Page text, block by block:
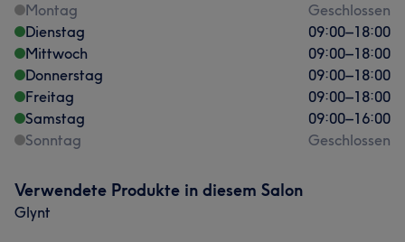
Montag
Geschlossen
Dienstag
09:00–18:00
Mittwoch
09:00–18:00
Donnerstag
09:00–18:00
Freitag
09:00–18:00
Samstag
09:00–16:00
Sonntag
Geschlossen
Verwendete Produkte in diesem Salon
Glynt